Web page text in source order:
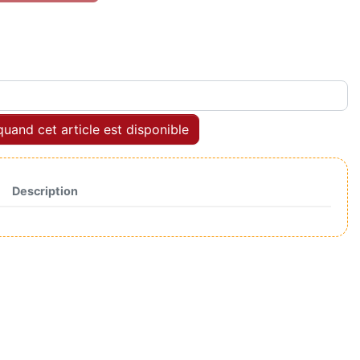
cet article est disponible
Description